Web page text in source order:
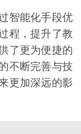
智能化手段优
程，提升了教
了更为便捷的
不断完善与技
更加深远的影